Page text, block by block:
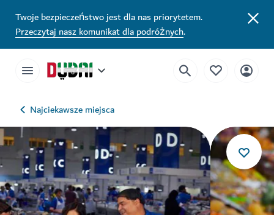
Twoje bezpieczeństwo jest dla nas priorytetem.
Przeczytaj nasz komunikat dla podróżnych.
Najciekawsze miejsca